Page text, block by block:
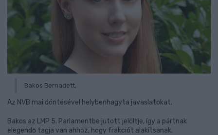
Bakos Bernadett,
Az NVB mai döntésével helybenhagyta javaslatokat.
Bakos az LMP 5. Parlamentbe jutott jelöltje, így a pártnak
elegendő tagja van ahhoz, hogy frakciót alakítsanak.